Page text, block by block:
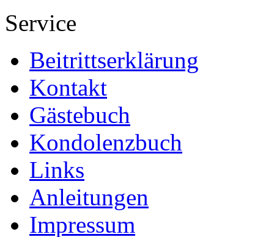
Service
Beitrittserklärung
Kontakt
Gästebuch
Kondolenzbuch
Links
Anleitungen
Impressum